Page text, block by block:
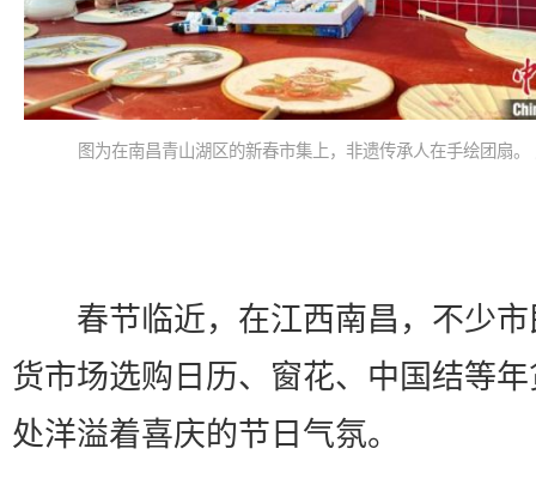
图为在南昌青山湖区的新春市集上，非遗传承人在手绘团扇。
春节临近，在江西南昌，不少市
货市场选购日历、窗花、中国结等
处洋溢着喜庆的节日气氛。